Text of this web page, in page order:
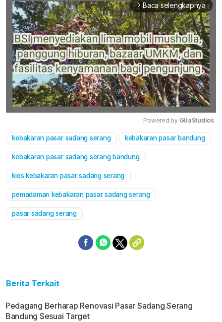
arrow_forward_ios Baca selengkapnya
Mute
Powered by GliaStudios
kebakaran pasar sadang serang kebakaran pasar bandung
kebakaran pasar sadang serang bandung
kios kebakaran pasar sadang serang
pemadaman kebakaran pasar sadang serang
pasar sadang serang
Berita Terkait
Pedagang Berharap Renovasi Pasar Sadang Serang
Bandung Sesuai Target